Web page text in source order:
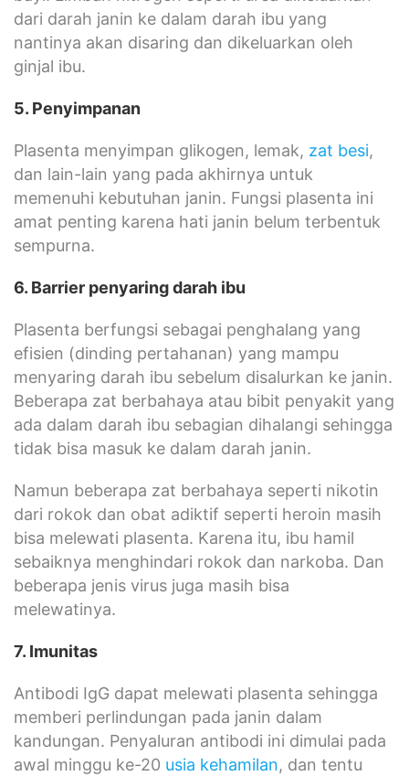
dari darah janin ke dalam darah ibu yang
nantinya akan disaring dan dikeluarkan oleh
ginjal ibu.
5. Penyimpanan
Plasenta menyimpan glikogen, lemak, zat besi,
dan lain-lain yang pada akhirnya untuk
memenuhi kebutuhan janin. Fungsi plasenta ini
amat penting karena hati janin belum terbentuk
sempurna.
6. Barrier penyaring darah ibu
Plasenta berfungsi sebagai penghalang yang
efisien (dinding pertahanan) yang mampu
menyaring darah ibu sebelum disalurkan ke janin.
Beberapa zat berbahaya atau bibit penyakit yang
ada dalam darah ibu sebagian dihalangi sehingga
tidak bisa masuk ke dalam darah janin.
Namun beberapa zat berbahaya seperti nikotin
dari rokok dan obat adiktif seperti heroin masih
bisa melewati plasenta. Karena itu, ibu hamil
sebaiknya menghindari rokok dan narkoba. Dan
beberapa jenis virus juga masih bisa
melewatinya.
7. Imunitas
Antibodi IgG dapat melewati plasenta sehingga
memberi perlindungan pada janin dalam
kandungan. Penyaluran antibodi ini dimulai pada
awal minggu ke-20 usia kehamilan, dan tentu